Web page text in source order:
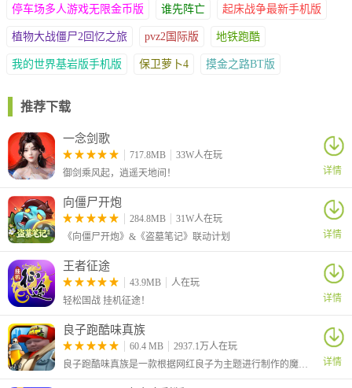
游戏玩法
宝宝巴士科普小站通过情景化互动，帮助幼儿轻松掌握自然知识，
探索昆虫世界的奇妙规律。
1、核心认知模块
停车场多人游戏无限金币版 谁先阵亡 起床战争最新手机版
植物大战僵尸2回忆之旅 pvz2国际版 地铁跑酷
我的世界基岩版手机版 保卫萝卜4 摸金之路BT版
推荐下载
一念剑歌
717.8MB
33W人在玩
御剑乘风起，逍遥天地间！
详情
向僵尸开炮
284.8MB
31W人在玩
《向僵尸开炮》&《盗墓笔记》联动计划
详情
王者征途
43.9MB
人在玩
轻松国战 挂机征途！
详情
良子跑酷味真族
60.4 MB
2937.1万人在玩
良子跑酷味真族是一款根据网红良子为主题进行制作的魔改地铁跑酷游戏，游戏原本的主角杰克变成了我们的大胃袋良子，跑酷路上的金币也变成了良子最爱吃的焖子！
详情